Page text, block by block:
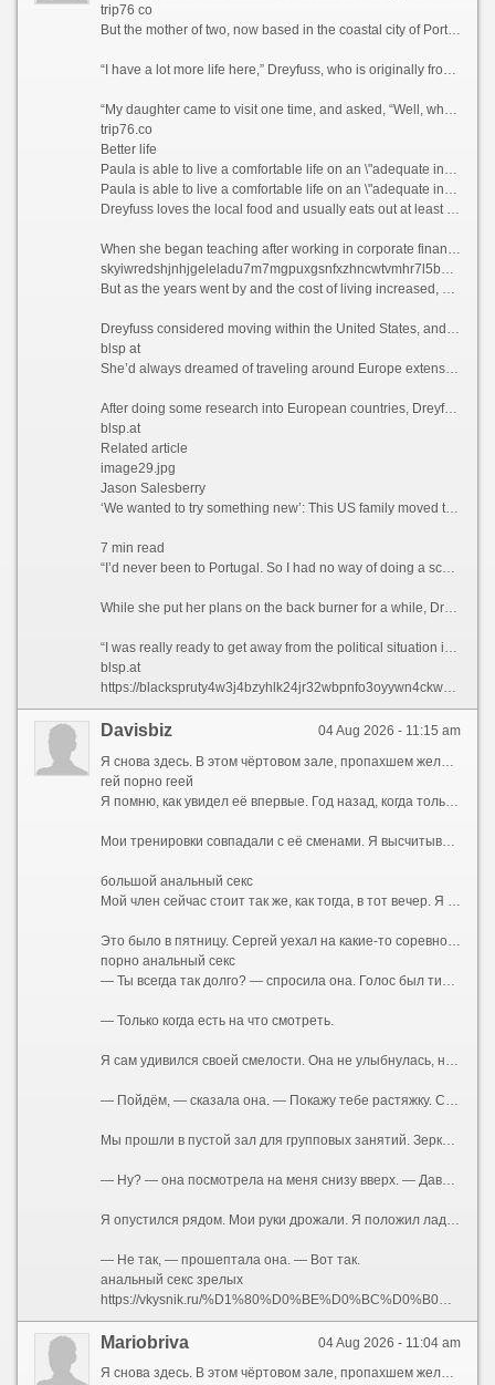
trip76 co
But the mother of two, now based in the coastal city of Porto, famous for its Port wine and spectacular bridges, has no regrets today, as her life is much richer in many ways.
“I have a lot more life here,” Dreyfuss, who is originally from Texas, tells CNN Travel, before blissfully describing her frequent trips to local museums, movie theaters, and pop-up wineries in the Douro Valley, a UNESCO World Heritage region in northern Portugal.
“My daughter came to visit one time, and asked, “Well, what do you guys do all day?” she recalls. “And my friend holds up a glass of Champagne and goes, “You’re looking at it.”
trip76.co
Better life
Paula is able to live a comfortable life on an \"adequate income\" in Portugal, which she feels wouldn\'t have been possible if she\'d stayed in California.
Paula is able to live a comfortable life on an \"adequate income\" in Portugal, which she feels wouldn\'t have been possible if she\'d stayed in California. Courtesy Paula Dreyfuss
Dreyfuss loves the local food and usually eats out at least three times a week, something she simply couldn’t have afforded to do when she was based in San Diego, California, where she lived and worked as a teacher previously.
When she began teaching after working in corporate finance for years, Dreyfuss thought she’d end up with a retirement income that would provide her with a comfortable lifestyle.
skyiwredshjnhjgeleladu7m7mgpuxgsnfxzhncwtvmhr7l5bniutayd.onion
But as the years went by and the cost of living increased, she realized that this was unlikely to be the case.
Dreyfuss considered moving within the United States, and recalls driving up to Seattle and “stopping at a bunch of places,” but says she couldn’t find anywhere affordable enough to tempt her away.
blsp at
She’d always dreamed of traveling around Europe extensively, but Dreyfuss knew that this would likely never happen if she stayed where she was. So what better way to explore the continent than actually moving there?
After doing some research into European countries, Dreyfuss found that the only visa that she qualified for at the time was the Portugal D7 visa, which allows non-EU nationals with a stable passive income to reside in the country.
blsp.at
Related article
image29.jpg
Jason Salesberry
‘We wanted to try something new’: This US family moved to Italy sight unseen nine years ago and never looked back
7 min read
“I’d never been to Portugal. So I had no way of doing a scouting trip or anything,” she says. “I thought, ‘I’m going to go over there. And If I don’t like Portugal, then I’ll move to Spain or France.’”
While she put her plans on the back burner for a while, Dreyfuss says that the Covid-19 pandemic in 2021 ultimately prompted her to finally leave the US permanently.
“I was really ready to get away from the political situation in the United States,” she admits.
blsp.at
https://blackspruty4w3j4bzyhlk24jr32wbpnfo3oyywn4ckwylo4hkcyy4yd-onion.net
04 Aug 2026 - 11:15 am
Davisbiz
гей порно геей
Я помню, как увидел её впервые. Год назад, когда только купил абонемент. Сергей, мой тренер, здоровенный мужик с бычьей шеей и вечно красным лицом, орал на меня за неправильную технику приседа. Она подошла, подала ему бутылку воды, мельком глянула на меня — и ушла. Ничего особенного. Обычная женщина, фигуристая, с тяжёлой грудью, которую она прятала под бесформенными футболками, с длинными тёмными волосами. Но было в ней что-то такое... Приручённое. Так дикий зверь, посаженный в клетку, сохраняет грацию движений, но теряет блеск в глазах. Она была красива той красотой, которую уже не замечает муж. Я стал замечать.
Мои тренировки совпадали с её сменами. Я высчитывал дни, когда она будет за стойкой. Сергей, ничего не подозревая, продолжал орать на меня, хлопать по плечу своей лапищей, рассказывать про «базу» и «сушку», а я думал только о том, как она поправляет волосы, как облизывает губы, когда задумывается, как наклоняется над стойкой, открывая взгляду ложбинку груди. Я представлял, какая она там, под одеждой. Представлял её запах. Не дезодорант и духи, а её, настоящий, — той женщины, которая спит с Сергеем, но не любит его. Я был уверен, что не любит. По тому, как она отстранялась, когда он мимоходом хлопал её по заднице. По тому, как она вздрагивала, когда он повышал голос.
большой анальный секс
Мой член сейчас стоит так же, как тогда, в тот вечер. Я сижу на скамье для жима, а перед глазами — не чёртово железо, а тот момент, когда всё началось.
Это было в пятницу. Сергей уехал на какие-то соревнования в область — то ли судить, то ли выступать, я так и не понял. Зал закрывался рано. Я задержался, доделывал подход, когда услышал её шаги. Она подошла, облокотилась на тренажёр рядом.
порно анальный секс
— Ты всегда так долго? — спросила она. Голос был тихий, без обычной дежурной бодрости.
— Только когда есть на что смотреть.
Я сам удивился своей смелости. Она не улыбнулась, не отвела глаза. Просто смотрела на меня так, словно что-то решала. В воздухе между нами повисло напряжение. Я чувствовал запах её тела — она была после душа, но сквозь гель для душа пробивался её собственный аромат.
— Пойдём, — сказала она. — Покажу тебе растяжку. Сергей говорил, у тебя с этим проблемы.
Мы прошли в пустой зал для групповых занятий. Зеркала во всю стену. Маты на полу. Она закрыла дверь на щеколду — просто, буднично, словно делала это сто раз. Я стоял как дурак, не зная, куда девать руки. А она села на мат, развела ноги в шпагат — легко, профессионально, как умеют только гимнастки и танцовщицы. Футболка натянулась на груди, обрисовав соски. Она была без лифчика.
— Ну? — она посмотрела на меня снизу вверх. — Давай. Тянись.
Я опустился рядом. Мои руки дрожали. Я положил ладони ей на плечи, нажал — она подалась вперёд, и её дыхание коснулось моего лица.
— Не так, — прошептала она. — Вот так.
анальный секс зрелых
https://vkysnik.ru/%D1%80%D0%BE%D0%BC%D0%B0%D0%BD-%D0%B2%D0%B8%D0%BA%D1%82%D0%BE%D1%80%D0%BE%D0%B2%D0%B8%D1%87-%D0%B2%D0%B0%D1%81%D0%B8%D0%BB%D0%B5%D0%BD%D0%BA%D0%BE-%D1%80%D0%BE%D1%81%D1%81%D0%B8%D0%B9%D1%81%D0%BA/
04 Aug 2026 - 11:04 am
Mariobriva
Я снова здесь. В этом чёртовом зале, пропахшем железом и чужим потом. Мои руки машинально тянут рукоятку тренажёра, мышцы ноют привычной болью, а мысли — мысли совсем не о спорте. Я смотрю на неё. Она сидит за стойкой ресепшена, перебирает бумаги, изредка поднимает глаза и улыбается входящим. Вежливо, дежурно. Но когда наши взгляды пересекаются, в её зрачках вспыхивает что-то совсем иное — тёмное, спрятанное под маской скучающей администраторши. Жена тренера. Катя.